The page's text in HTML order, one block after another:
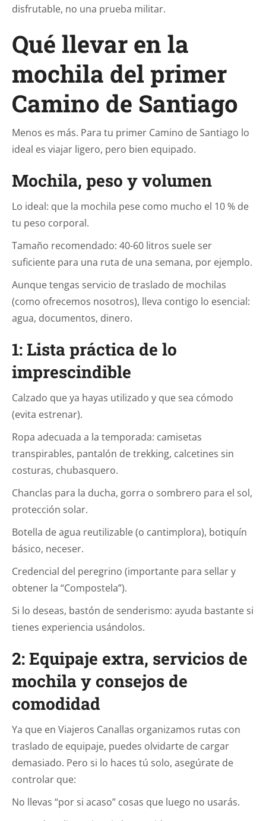
disfrutable, no una prueba militar.
Qué llevar en la
mochila del primer
Camino de Santiago
Menos es más. Para tu primer Camino de Santiago lo
ideal es viajar ligero, pero bien equipado.
Mochila, peso y volumen
Lo ideal: que la mochila pese como mucho el 10 % de
tu peso corporal.
Tamaño recomendado: 40-60 litros suele ser
suficiente para una ruta de una semana, por ejemplo.
Aunque tengas servicio de traslado de mochilas
(como ofrecemos nosotros), lleva contigo lo esencial:
agua, documentos, dinero.
1: Lista práctica de lo
imprescindible
Calzado que ya hayas utilizado y que sea cómodo
(evita estrenar).
Ropa adecuada a la temporada: camisetas
transpirables, pantalón de trekking, calcetines sin
costuras, chubasquero.
Chanclas para la ducha, gorra o sombrero para el sol,
protección solar.
Botella de agua reutilizable (o cantimplora), botiquín
básico, neceser.
Credencial del peregrino (importante para sellar y
obtener la “Compostela”).
Si lo deseas, bastón de senderismo: ayuda bastante si
tienes experiencia usándolos.
2: Equipaje extra, servicios de
mochila y consejos de
comodidad
Ya que en Viajeros Canallas organizamos rutas con
traslado de equipaje, puedes olvidarte de cargar
demasiado. Pero si lo haces tú solo, asegúrate de
controlar que:
No llevas “por si acaso” cosas que luego no usarás.